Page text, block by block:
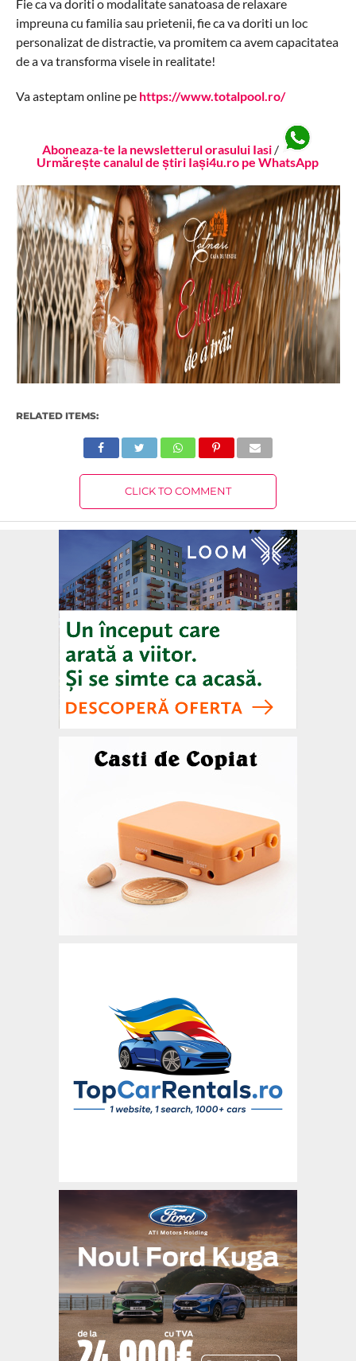
Fie ca va doriti o modalitate sanatoasa de relaxare
impreuna cu familia sau prietenii, fie ca va doriti un loc
personalizat de distractie, va promitem ca avem capacitatea
de a va transforma visele in realitate!
Va asteptam online pe https://www.totalpool.ro/
Aboneaza-te la newsletterul orasului Iasi /
Urmărește canalul de știri Iași4u.ro pe WhatsApp
RELATED ITEMS:
CLICK TO COMMENT